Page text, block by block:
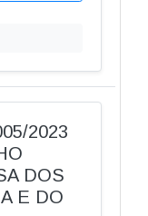
2023
DOS
E DO